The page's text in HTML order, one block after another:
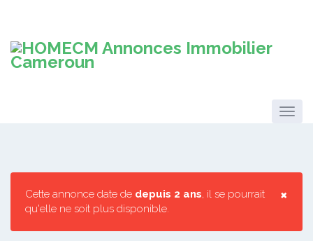
×
Cette annonce date de depuis 2 ans, il se pourrait
qu'elle ne soit plus disponible.